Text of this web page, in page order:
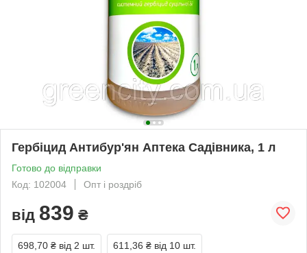
Гербіцид Антибур'ян Аптека Садівника, 1 л
Готово до відправки
Код: 102004
Опт і роздріб
від 839 ₴
698,70 ₴ від 2 шт. 611,36 ₴ від 10 шт.